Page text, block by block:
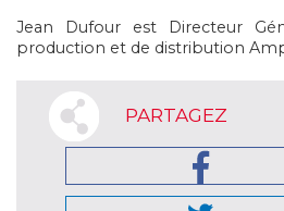
Jean Dufour est Directeur
production et de distribution
PARTAGEZ